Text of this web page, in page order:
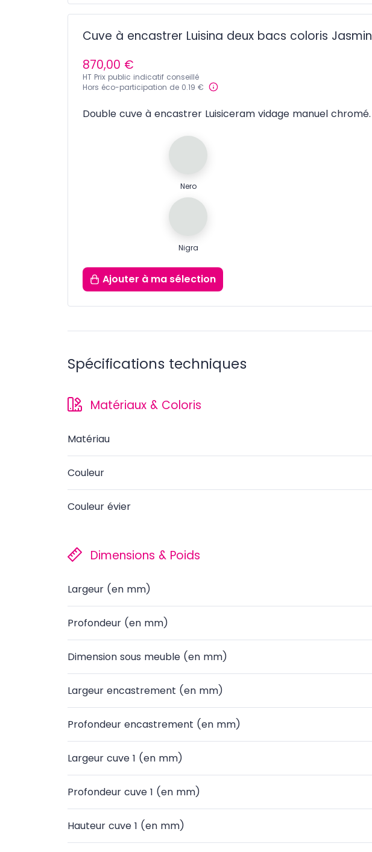
Cuve à encastrer Luisina deux bacs coloris Jasmin
870,00 €
HT Prix public indicatif conseillé
Hors éco-participation de 0.19 €
Double cuve à encastrer Luisiceram vidage manuel chromé.
Nero
Nigra
Ajouter à ma sélection
Spécifications techniques
Matériaux & Coloris
Matériau
Couleur
Couleur évier
Dimensions & Poids
Largeur (en mm)
Profondeur (en mm)
Dimension sous meuble (en mm)
Largeur encastrement (en mm)
Profondeur encastrement (en mm)
Largeur cuve 1 (en mm)
Profondeur cuve 1 (en mm)
Hauteur cuve 1 (en mm)